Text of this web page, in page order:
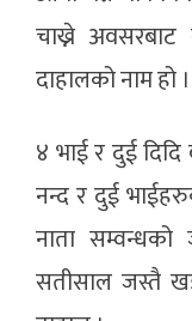
चाख्ने
दाहालको नाम हो ।
४ भाई र दुई दिदि
नन्द र दुई
नाता सम्वन्धको
सतीसाल जस्तै